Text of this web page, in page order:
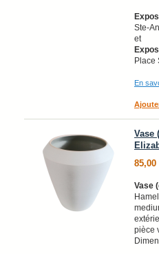
Ste-
et
Place
En
Vase
85,00
Vase
Hamel
pièce